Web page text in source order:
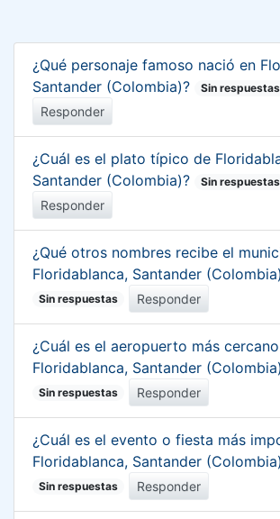
¿Qué personaje famoso nació en
Santander (Colombia)?
Sin respuestas
Responder
¿Cuál es el plato típico de
Santander (Colombia)?
Sin respuestas
Responder
¿Qué otros nombres recibe el
Floridablanca, Santander
Sin respuestas Responder
¿Cuál es el aeropuerto más
Floridablanca, Santander
Sin respuestas Responder
¿Cuál es el evento o fiesta más
Floridablanca, Santander
Sin respuestas Responder